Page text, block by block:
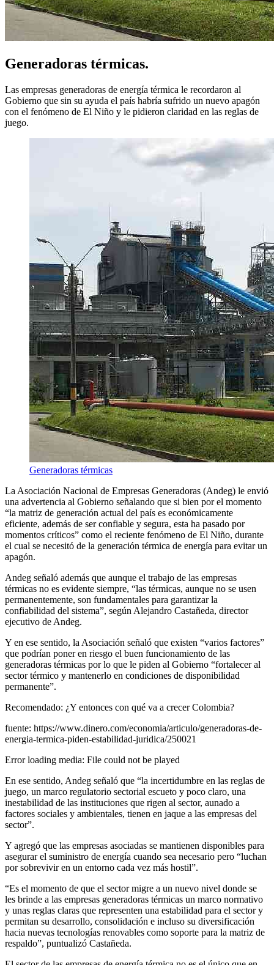
Generadoras térmicas.
Las empresas generadoras de energía térmica le recordaron al
Gobierno que sin su ayuda el país habría sufrido un nuevo apagón
con el fenómeno de El Niño y le pidieron claridad en las reglas de
juego.
Generadoras térmicas
La Asociación Nacional de Empresas Generadoras (Andeg) le envió
una advertencia al Gobierno señalando que si bien por el momento
“la matriz de generación actual del país es económicamente
eficiente, además de ser confiable y segura, esta ha pasado por
momentos críticos” como el reciente fenómeno de El Niño, durante
el cual se necesitó de la generación térmica de energía para evitar un
apagón.
Andeg señaló además que aunque el trabajo de las empresas
térmicas no es evidente siempre, “las térmicas, aunque no se usen
permanentemente, son fundamentales para garantizar la
confiabilidad del sistema”, según Alejandro Castañeda, director
ejecutivo de Andeg.
Y en ese sentido, la Asociación señaló que existen “varios factores”
que podrían poner en riesgo el buen funcionamiento de las
generadoras térmicas por lo que le piden al Gobierno “fortalecer al
sector térmico y mantenerlo en condiciones de disponibilidad
permanente”.
Recomendado: ¿Y entonces con qué va a crecer Colombia?
fuente: https://www.dinero.com/economia/articulo/generadoras-de-
energia-termica-piden-estabilidad-juridica/250021
Error loading media: File could not be played
En ese sentido, Andeg señaló que “la incertidumbre en las reglas de
juego, un marco regulatorio sectorial escueto y poco claro, una
inestabilidad de las instituciones que rigen al sector, aunado a
factores sociales y ambientales, tienen en jaque a las empresas del
sector”.
Y agregó que las empresas asociadas se mantienen disponibles para
asegurar el suministro de energía cuando sea necesario pero “luchan
por sobrevivir en un entorno cada vez más hostil”.
“Es el momento de que el sector migre a un nuevo nivel donde se
les brinde a las empresas generadoras térmicas un marco normativo
y unas reglas claras que representen una estabilidad para el sector y
permitan su desarrollo, consolidación e incluso su diversificación
hacia nuevas tecnologías renovables como soporte para la matriz de
respaldo”, puntualizó Castañeda.